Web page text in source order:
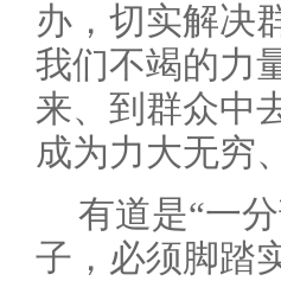
办，切实解决
我们不竭的力
来、到群众中
成为力大无穷
有道是“一
子，必须脚踏